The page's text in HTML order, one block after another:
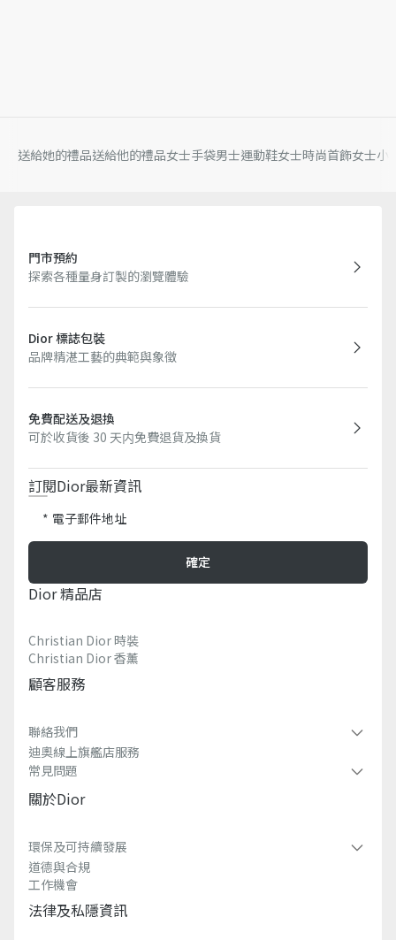
送給她的禮品送給他的禮品女士手袋男士運動鞋女士時尚首飾女士小
門市預約
探索各種量身訂製的瀏覽體驗
Dior 標誌包裝
品牌精湛工藝的典範與象徵
免費配送及退換
可於收貨後 30 天内免費退貨及換貨
訂閱Dior最新資訊​
電子郵件地址
確定
Dior 精品店
Christian Dior 時裝
Christian Dior 香薰​
顧客服務
聯絡我們
迪奧線上旗艦店服務
常見問題​
關於dior
環保及可持續發展​
道德與合規
工作機會
法律及私隱資訊​